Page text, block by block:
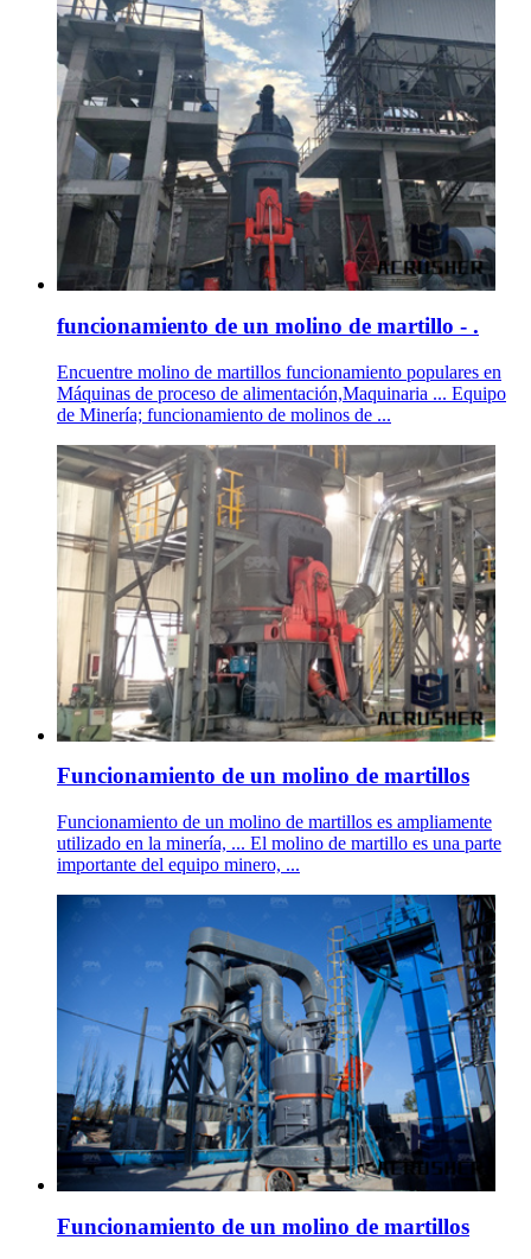
funcionamiento de un molino de martillo - .
Encuentre molino de martillos funcionamiento populares en
Máquinas de proceso de alimentación,Maquinaria ... Equipo
de Minería; funcionamiento de molinos de ...
Funcionamiento de un molino de martillos
Funcionamiento de un molino de martillos es ampliamente
utilizado en la minería, ... El molino de martillo es una parte
importante del equipo minero, ...
Funcionamiento de un molino de martillos